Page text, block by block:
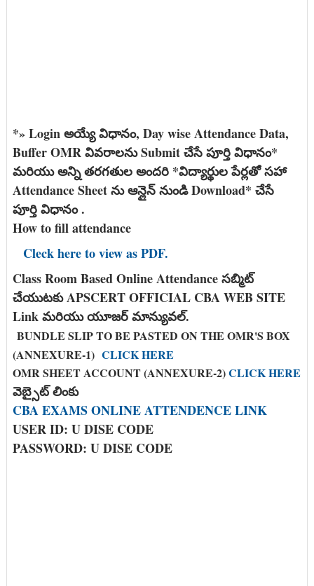
*» Login అయ్యే విధానం, Day wise Attendance Data,
Buffer OMR వివరాలను Submit చేసే పూర్తి విధానం*
మరియు అన్ని తరగతుల అందరి *విద్యార్థుల పేర్లతో సహా
Attendance Sheet ను ఆన్లైన్ నుండి Download* చేసే
పూర్తి విధానం .
How to fill attendance
Cleck here to view as PDF.
Class Room Based Online Attendance సబ్మిట్
చేయుటకు APSCERT OFFICIAL CBA WEB SITE
Link మరియు యూజర్ మాన్యువల్.
BUNDLE SLIP TO BE PASTED ON THE OMR'S BOX
(ANNEXURE-1) CLICK HERE
OMR SHEET ACCOUNT (ANNEXURE-2)CLICK HERE
వెబ్సైట్ లింకు
CBA EXAMS ONLINE ATTENDENCE LINK
USER ID: U DISE CODE
PASSWORD: U DISE CODE